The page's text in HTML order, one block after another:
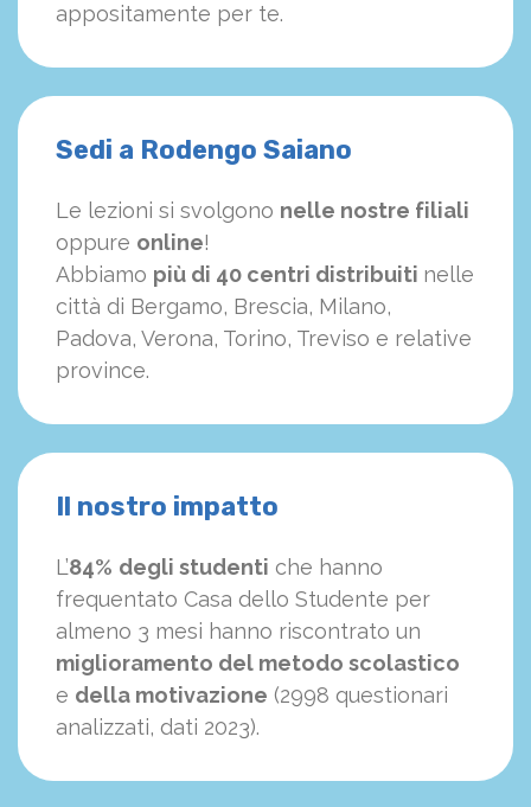
appositamente per te.
Sedi a Rodengo Saiano
Le lezioni si svolgono nelle nostre filiali
oppure online!
Abbiamo più di 40 centri distribuiti nelle
città di Bergamo, Brescia, Milano,
Padova, Verona, Torino, Treviso e relative
province.
Il nostro impatto
L’84% degli studenti che hanno
frequentato Casa dello Studente per
almeno 3 mesi hanno riscontrato un
miglioramento del metodo scolastico
e della motivazione (2998 questionari
analizzati, dati 2023).